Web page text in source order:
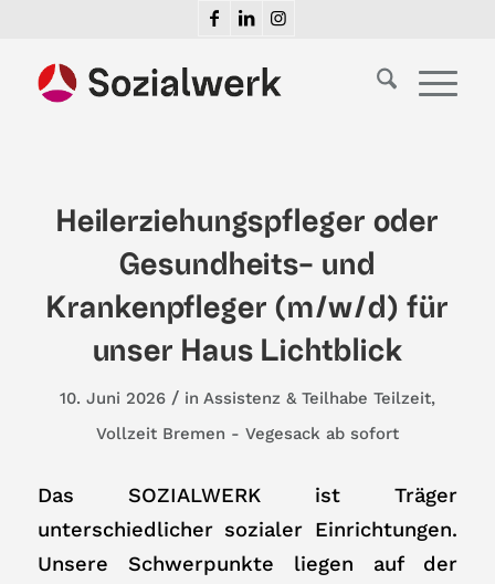
Heilerziehungspfleger oder
Gesundheits- und
Krankenpfleger (m/w/d) für
unser Haus Lichtblick
10. Juni 2026 / in Assistenz & Teilhabe Teilzeit,
Vollzeit Bremen - Vegesack ab sofort
Das SOZIALWERK ist Träger
unterschiedlicher sozialer Einrichtungen.
Unsere Schwerpunkte liegen auf der